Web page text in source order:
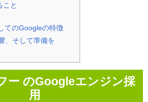
こと
てのGoogleの特徴
、そして準備を
ー のGoogleエンジン採
用